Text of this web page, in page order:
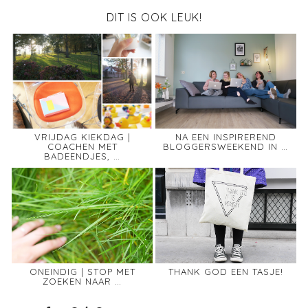
DIT IS OOK LEUK!
VRIJDAG KIEKDAG |
COACHEN MET
BADEENDJES, …
NA EEN INSPIREREND
BLOGGERSWEEKEND IN …
ONEINDIG | STOP MET
ZOEKEN NAAR …
THANK GOD EEN TASJE!